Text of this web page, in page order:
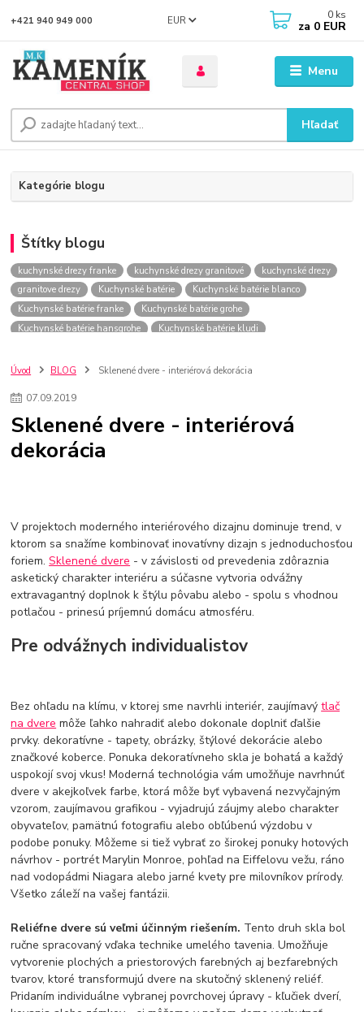
Menu
EUR
Hľadať
+421 940 949 000 0 ks
za 0 EUR
Kategórie blogu
Štítky blogu
kuchynské drezy franke kuchynské drezy granitové
kuchynské drezy
granitove drezy
Kuchynské batérie
Kuchynské batérie blanco
Kuchynské batérie franke
Kuchynské batérie grohe
Kuchynské batérie hansgrohe
Kuchynské batérie kludi
kuchynské batérie sagittarius
kuchynské batérie
kuchynské drezy sety
kúpelňové batérie
vodovodné batérie do kúpelne kuchynske
bidetové batérie
vaňové batérie
Zápustné umývadlá
sprchový záves
vodovodná batéria
čierna kúpelňová batéria
vaňa retro
voľne stojaca vaňa
retro kúpeľne
Nákup tovaru pre firmy bez DPH
Bez DPH
Ako znížiť náklady
Ako znížiť náklady na firmu
szco nakup bez dph
szco nakup bez dph nakupovanie na firmu bez dph
nákup bez dph v eu ň
Úvod BLOG Sklenené dvere - interiérová dekorácia
07.09.2019
Sklenené dvere - interiérová
dekorácia
V projektoch moderného interiérového dizajnu dominuje trend, v
ktorom sa snažíme kombinovať inovatívny dizajn s jednoduchosťou
foriem.Sklenené dvere - v závislosti od prevedenia zdôraznia
asketický charakter interiéru a súčasne vytvoria odvážny
extravagantný doplnok k štýlu pôvabu alebo - spolu s vhodnou
potlačou - prinesú príjemnú domácu atmosféru.
Pre odvážnych individualistov
Bez ohľadu na klímu, v ktorej sme navrhli interiér, zaujímavýtlač
na dvere môže ľahko nahradiť alebo dokonale doplniť ďalšie
prvky. dekoratívne - tapety, obrázky, štýlové dekorácie alebo
značkové koberce. Ponuka dekoratívneho skla je bohatá a každý
uspokojí svoj vkus! Moderná technológia vám umožňuje navrhnúť
dvere v akejkoľvek farbe, ktorá môže byť vybavená nezvyčajným
vzorom, zaujímavou grafikou - vyjadrujú záujmy alebo charakter
obyvateľov, pamätnú fotografiu alebo obľúbenú výzdobu v
podobe ponuky. Môžeme si tiež vybrať zo širokej ponuky hotových
návrhov - portrét Marylin Monroe, pohľad na Eiffelovu vežu, ráno
nad vodopádmi Niagara alebo jarné kvety pre milovníkov prírody.
Všetko záleží na vašej fantázii.
Reliéfne dvere sú veľmi účinným riešením. Tento druh skla bol
ručne spracovaný vďaka technike umelého tavenia. Umožňuje
vytvorenie plochých a priestorových farebných aj bezfarebných
tvarov, ktoré transformujú dvere na skutočný sklenený reliéf.
Pridaním individuálne vybranej povrchovej úpravy - kľučiek dverí,